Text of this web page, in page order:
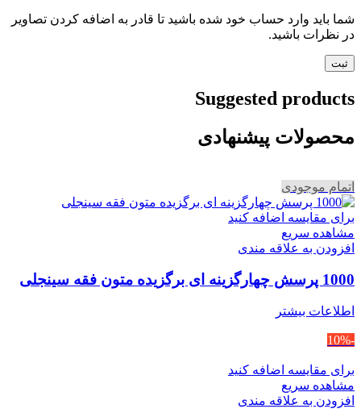
شما باید وارد حساب خود شده باشید تا قادر به اضافه کردن تصاویر
در نظرات باشید.
Suggested products
محصولات پیشنهادی
اتمام موجودی
برای مقایسه اضافه کنید
مشاهده سریع
افزودن به علاقه مندی
1000 پرسش چهارگزینه ای برگزیده متون فقه سینجلی
اطلاعات بیشتر
-10%
برای مقایسه اضافه کنید
مشاهده سریع
افزودن به علاقه مندی